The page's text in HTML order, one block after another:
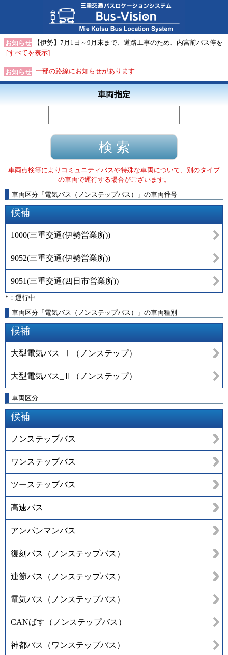
お知らせ
【伊勢】7月1日～9月末まで、道路工事のため、内宮前バス停を
[すべてを表示]
お知らせ 一部の路線にお知らせがあります
車両指定
車両点検等によりコミュニティバスや特殊な車両について、別のタイプ
の車両で運行する場合がございます。
車両区分 「 電気バス（ノンステップバス） 」 の車両番号
候補
1000(三重交通(伊勢営業所))
9052(三重交通(伊勢営業所))
9051(三重交通(四日市営業所))
*：運行中
車両区分「電気バス（ノンステップバス）」の車両種別
候補
大型電気バス_Ⅰ（ノンステップ）
大型電気バス_Ⅱ（ノンステップ）
車両区分
候補
ノンステップバス
ワンステップバス
ツーステップバス
高速バス
アンパンマンバス
復刻バス（ノンステップバス）
連節バス（ノンステップバス）
電気バス（ノンステップバス）
CANばす（ノンステップバス）
神都バス（ワンステップバス）